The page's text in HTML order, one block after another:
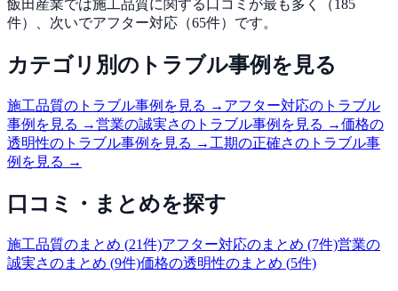
飯田産業では施工品質に関する口コミが最も多く（185
件）、次いでアフター対応 （65件）です。
カテゴリ別のトラブル事例を見る
施工品質のトラブル事例を見る → アフター対応のトラブル
事例を見る →営業の誠実さのトラブル事例を見る →価格の
透明性のトラブル事例を見る → 工期の正確さのトラブル事
例を見る →
口コミ・まとめを探す
施工品質のまとめ (21件)アフター対応のまとめ (7件)営業の
誠実さのまとめ (9件)価格の透明性のまとめ (5件)